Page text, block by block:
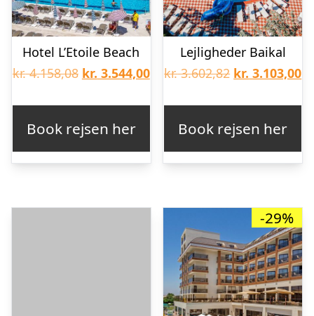
Hotel L’Etoile Beach
kr.4.158,08 Den
var:
kr. 4.158,08.
kr. 3.544,00Den
kr. 3.544,00.
Book rejsen her
Lejligheder Baikal
kr.3.602,82 Den
var:
kr. 3.602,82.
kr. 3.103,00
Book rejsen her
-29%